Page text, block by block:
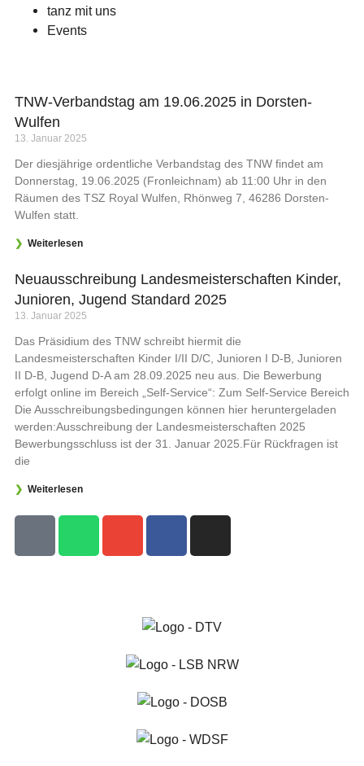
tanz mit uns
Events
TNW-Verbandstag am 19.06.2025 in Dorsten-
Wulfen
13. Januar 2025
Der diesjährige ordentliche Verbandstag des TNW findet am
Donnerstag, 19.06.2025 (Fronleichnam) ab 11:00 Uhr in den
Räumen des TSZ Royal Wulfen, Rhönweg 7, 46286 Dorsten-
Wulfen statt.
❯ Weiterlesen
Neuausschreibung Landesmeisterschaften Kinder,
Junioren, Jugend Standard 2025
13. Januar 2025
Das Präsidium des TNW schreibt hiermit die
Landesmeisterschaften Kinder I/II D/C, Junioren I D-B, Junioren
II D-B, Jugend D-A am 28.09.2025 neu aus. Die Bewerbung
erfolgt online im Bereich „Self-Service“: Zum Self-Service Bereich
Die Ausschreibungsbedingungen können hier heruntergeladen
werden:Ausschreibung der Landesmeisterschaften 2025
Bewerbungsschluss ist der 31. Januar 2025.Für Rückfragen ist
die
❯ Weiterlesen